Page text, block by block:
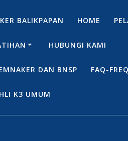
BALIKPAPAN HOME
HUBUNGI KAMI
DAN BNSP FAQ-
K3 UMUM